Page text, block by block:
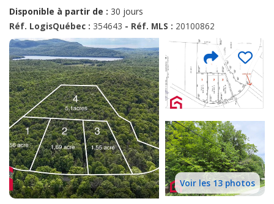
Disponible à partir de : 30 jours
Réf. LogisQuébec : 354643 - Réf. MLS : 20100862
Voir les 13 photos